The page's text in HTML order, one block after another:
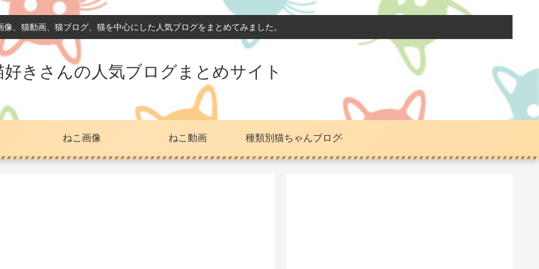
像、猫動画、猫ブログ、猫を中心にした人気ブログをまとめてみました。
好きさんの人気ブログまとめサイト
ねこ画像 ねこ動画 種類別猫ちゃんブログ